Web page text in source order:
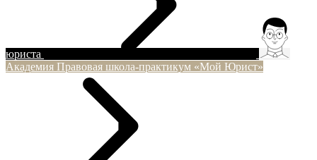
юриста
Академия Правовая школа-практикум «Мой Юрист»